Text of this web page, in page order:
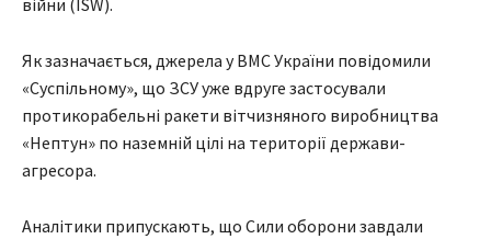
війни (ISW).
Як зазначається, джерела у ВМС України повідомили
«Суспільному», що ЗСУ уже вдруге застосували
протикорабельні ракети вітчизняного виробництва
«Нептун» по наземній цілі на території держави-
агресора.
Аналітики припускають, що Сили оборони завдали